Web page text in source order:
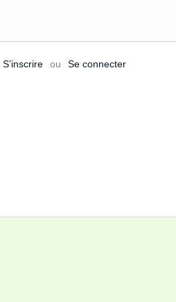
S’inscrire ou Se connecter